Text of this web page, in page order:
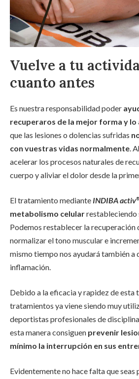
Vuelve a tu
cuanto antes
Es nuestra responsabilidad poder
recuperaros de la mejor forma y lo
que las lesiones o dolencias sufridas
con vuestras vidas normalmente.
acelerar los procesos naturales de
cuerpo y aliviar el dolor desde la
El tratamiento mediante INDIBA activ®
metabolismo celularrestableciendo
Podemos restablecer la recuperación
normalizar el tono muscular e
mismo tiempo nos ayudará también a
inflamación.
Debido a la eficacia y rapidez de esta
tratamientos ya viene siendo muy
deportistas profesionales de
esta manera consiguen prevenir
mínimo la interrupción en sus
Evidentemente no hace falta que seas